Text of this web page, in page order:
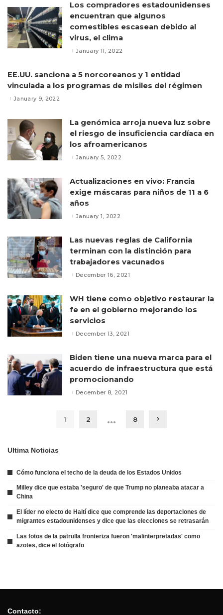
Los compradores estadounidenses
encuentran que algunos
comestibles escasean debido al
virus, el clima
January 11, 2022
EE.UU. sanciona a 5 norcoreanos y 1 entidad
vinculada a los programas de misiles del régimen
January 9, 2022
La genómica arroja nueva luz sobre
el riesgo de insuficiencia cardíaca en
los afroamericanos
January 5, 2022
Actualizaciones en vivo: Francia
exige máscaras para niños de 11 a 6
años
January 1, 2022
Las nuevas reglas de California
terminan con la distinción para
trabajadores vacunados
December 16, 2021
WH tiene como objetivo restaurar la
fe en el gobierno mejorando los
servicios
December 13, 2021
Biden tiene una nueva marca para el
acuerdo de infraestructura que está
promocionando
December 8, 2021
1 2 … 8
Ultima Noticias
Cómo funciona el techo de la deuda de los Estados Unidos
Milley dice que estaba 'seguro' de que Trump no planeaba atacar a
China
El líder no electo de Haití dice que comprende las deportaciones de
migrantes estadounidenses y dice que las elecciones se retrasarán
Las fotos de la patrulla fronteriza fueron 'malinterpretadas' como
azotes, dice el fotógrafo
Contacto: